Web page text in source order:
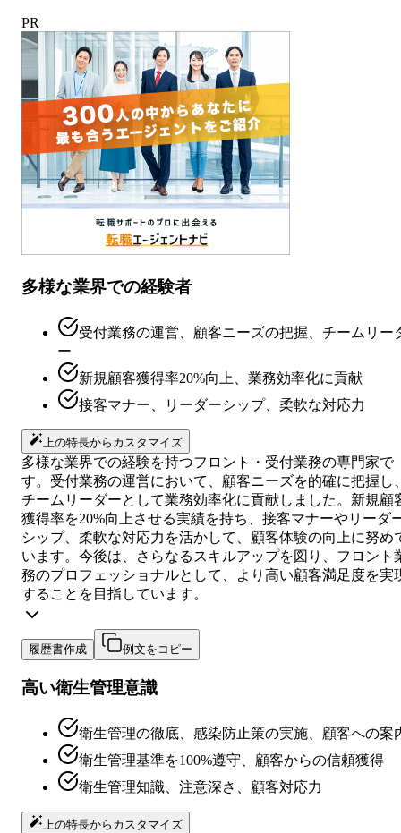
PR
多様な業界での経験者
受付業務の運営、顧客ニーズの把握、チームリー
ー
新規顧客獲得率20%向上、業務効率化に貢献
接客マナー、リーダーシップ、柔軟な対応力
上の特長からカスタマイズ
多様な業界での経験を持つフロント・受付業務の専門家で
す。受付業務の運営において、顧客ニーズを的確に把握し
チームリーダーとして業務効率化に貢献しました。新規顧
獲得率を20%向上させる実績を持ち、接客マナーやリーダ
シップ、柔軟な対応力を活かして、顧客体験の向上に努め
います。今後は、さらなるスキルアップを図り、フロント
務のプロフェッショナルとして、より高い顧客満足度を実
することを目指しています。
履歴書作成 例文をコピー
高い衛生管理意識
衛生管理の徹底、感染防止策の実施、顧客への案
衛生管理基準を100%遵守、顧客からの信頼獲得
衛生管理知識、注意深さ、顧客対応力
上の特長からカスタマイズ